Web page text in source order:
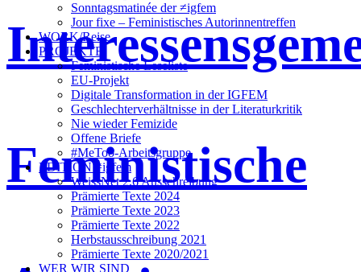
Feministische
Sonntagsmatinée der ≠igfem
Jour fixe – Feministisches Autorinnentreffen
WORK/Reise
PROJEKTE
Feministische Leseliste
EU-Projekt
Digitale Transformation in der IGFEM
Geschlechterverhältnisse in der Literaturkritik
Nie wieder Femizide
Offene Briefe
#MeToo-Arbeitsgruppe
EDITION ≠igfem
WeissNet 2.6 Ausschreibung
Prämierte Texte 2024
Prämierte Texte 2023
Prämierte Texte 2022
Herbstausschreibung 2021
Prämierte Texte 2020/2021
WER WIR SIND